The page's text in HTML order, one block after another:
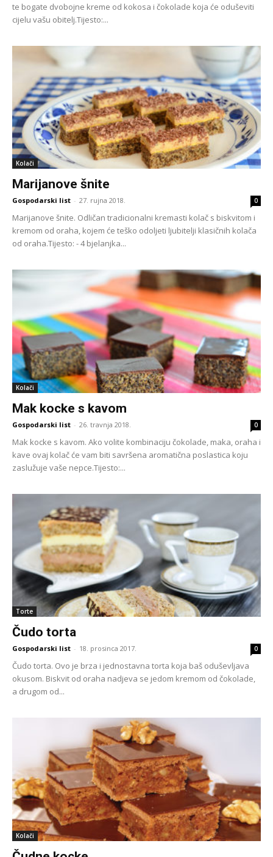
te bogate dvobojne kreme od kokosa i čokolade koja će oduševiti
cijelu vašu obitelj.Tijesto:...
Kolači
Marijanove šnite
Gospodarski list - 27. rujna 2018. 0
Marijanove šnite. Odličan tradicionalni kremasti kolač s biskvitom i
kremom od oraha, kojem će teško odoljeti ljubitelji klasičnih kolača
od oraha.Tijesto: - 4 bjelanjka...
Kolači
Mak kocke s kavom
Gospodarski list - 26. travnja 2018. 0
Mak kocke s kavom. Ako volite kombinaciju čokolade, maka, oraha i
kave ovaj kolač će vam biti savršena aromatična poslastica koju
zaslužuje vaše nepce.Tijesto:...
Torte
Čudo torta
Gospodarski list - 18. prosinca 2017. 0
Čudo torta. Ovo je brza i jednostavna torta koja baš oduševljava
okusom. Biskvit od oraha nadjeva se jedom kremom od čokolade,
a drugom od...
Kolači